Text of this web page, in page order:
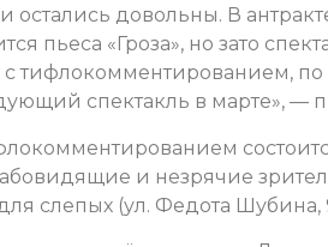
остались довольны. В
пьеса «Гроза», но зато
тифлокомментированием, по
спектакль в марте», —
и незрячие
слепых (ул. Федота Шубина,